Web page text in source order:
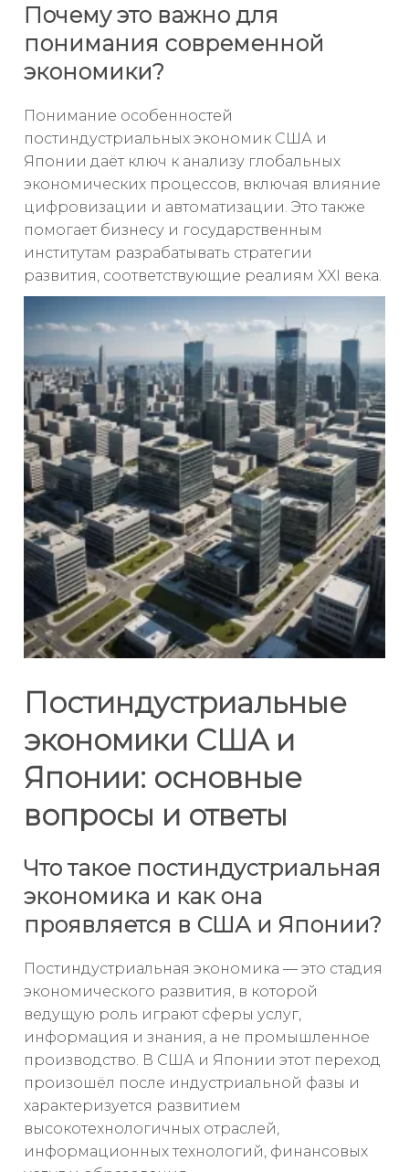
Почему это важно для
понимания современной
экономики?
Понимание особенностей
постиндустриальных экономик США и
Японии даёт ключ к анализу глобальных
экономических процессов, включая влияние
цифровизации и автоматизации. Это также
помогает бизнесу и государственным
институтам разрабатывать стратегии
развития, соответствующие реалиям XXI века.
Постиндустриальные
экономики США и
Японии: основные
вопросы и ответы
Что такое постиндустриальная
экономика и как она
проявляется в США и Японии?
Постиндустриальная экономика — это стадия
экономического развития, в которой
ведущую роль играют сферы услуг,
информация и знания, а не промышленное
производство. В США и Японии этот переход
произошёл после индустриальной фазы и
характеризуется развитием
высокотехнологичных отраслей,
информационных технологий, финансовых